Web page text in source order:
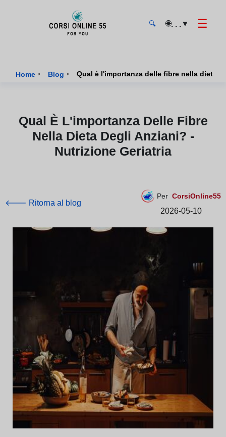
🔍 🌐. . .▼ ☰
Home › Blog › Qual è l'importanza delle fibre nella dieta
Qual È L'importanza Delle Fibre
Nella Dieta Degli Anziani? -
Nutrizione Geriatria
🡐 Ritorna al blog
Per CorsiOnline55
2026-05-10